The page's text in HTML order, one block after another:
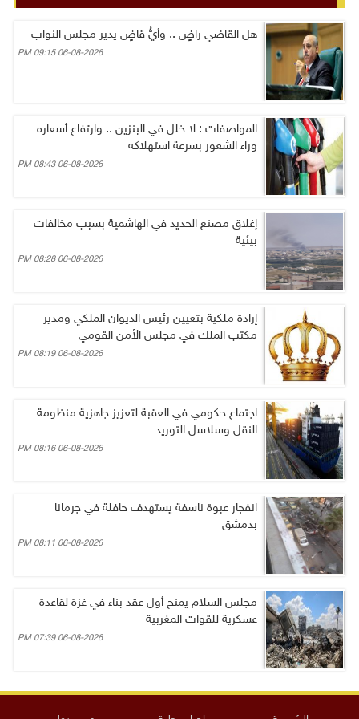
هل القاضي راضٍ .. وأيُّ قاضٍ يدير مجلس النواب
06-08-2026 09:15 PM
المواصفات : لا خلل في البنزين .. وارتفاع أسعاره
وراء الشعور بسرعة استهلاكه
06-08-2026 08:43 PM
إغلاق مصنع الحديد في الهاشمية بسبب مخالفات
بيئية
06-08-2026 08:28 PM
إرادة ملكية بتعيين رئيس الديوان الملكي ومدير
مكتب الملك في مجلس الأمن القومي
06-08-2026 08:19 PM
اجتماع حكومي في العقبة لتعزيز جاهزية منظومة
النقل وسلاسل التوريد
06-08-2026 08:16 PM
انفجار عبوة ناسفة يستهدف حافلة في جرمانا
بدمشق
06-08-2026 08:11 PM
مجلس السلام يمنح أول عقد بناء في غزة لقاعدة
عسكرية للقوات المغربية
06-08-2026 07:39 PM